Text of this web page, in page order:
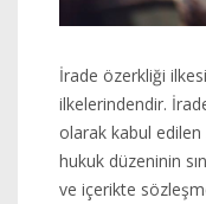
İrade özerkliği
ilkelerindendir.
olarak kabul
hukuk düzeninin
ve içerikte